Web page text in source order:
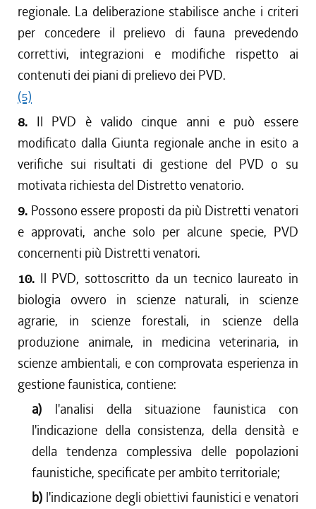
regionale. La deliberazione stabilisce anche i criteri
per concedere il prelievo di fauna prevedendo
correttivi, integrazioni e modifiche rispetto ai
contenuti dei piani di prelievo dei PVD.
(5)
8. Il PVD è valido cinque anni e può essere
modificato dalla Giunta regionale anche in esito a
verifiche sui risultati di gestione del PVD o su
motivata richiesta del Distretto venatorio.
9. Possono essere proposti da più Distretti venatori
e approvati, anche solo per alcune specie, PVD
concernenti più Distretti venatori.
10. Il PVD, sottoscritto da un tecnico laureato in
biologia ovvero in scienze naturali, in scienze
agrarie, in scienze forestali, in scienze della
produzione animale, in medicina veterinaria, in
scienze ambientali, e con comprovata esperienza in
gestione faunistica, contiene:
a) l'analisi della situazione faunistica con
l'indicazione della consistenza, della densità e
della tendenza complessiva delle popolazioni
faunistiche, specificate per ambito territoriale;
b) l'indicazione degli obiettivi faunistici e venatori